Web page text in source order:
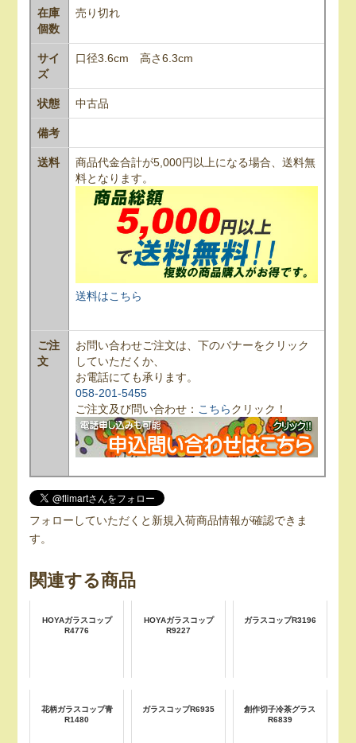
在庫
個数
売り切れ
サイ
ズ
口径3.6cm 高さ6.3cm
状態 中古品
備考
送料
商品代金合計が5,000円以上になる場合、送料無
料となります。
送料はこちら
ご注
文
お問い合わせご注文は、下のバナーをクリック
していただくか、
お電話にても承ります。
058-201-5455
ご注文及び問い合わせ： こちらクリック！
フォローしていただくと新規入荷商品情報が確認できま
す。
関連する商品
HOYAガラスコップ
R4776
HOYAガラスコップ
R9227
ガラスコップR3196
花柄ガラスコップ青
R1480
ガラスコップR6935
創作切子冷茶グラス
R6839